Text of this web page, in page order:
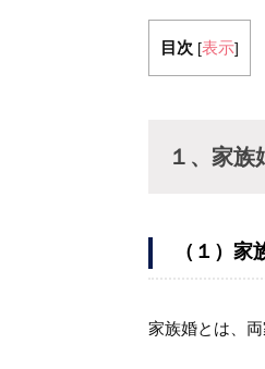
目次 [表示]
１、家族
（１）家
家族婚とは、